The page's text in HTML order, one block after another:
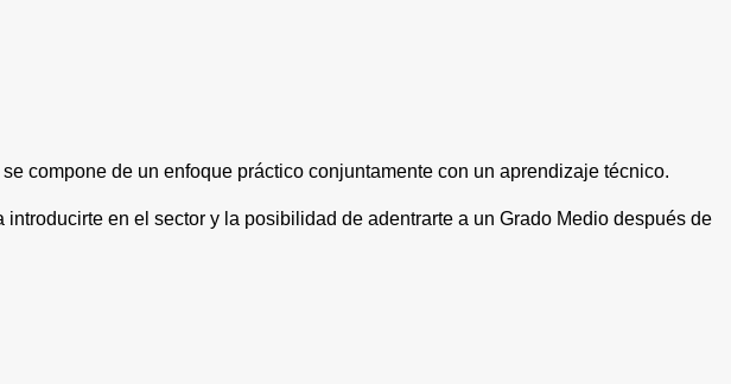
compone de un enfoque práctico conjuntamente con un aprendizaje técnico.
en el sector y la posibilidad de adentrarte a un Grado Medio después de